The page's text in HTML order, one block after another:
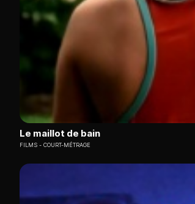
Le maillot de bain
FILMS COURT-MÉTRAGE